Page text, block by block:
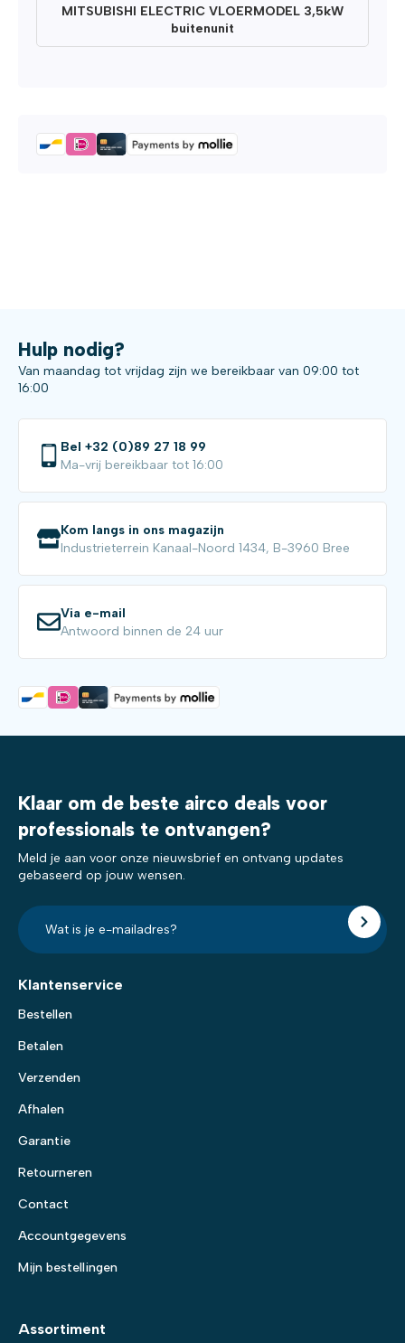
MITSUBISHI ELECTRIC VLOERMODEL 3,5kW
buitenunit
Hulp nodig?
Van maandag tot vrijdag zijn we bereikbaar van 09:00 tot
16:00
Bel +32 (0)89 27 18 99
Ma-vrij bereikbaar tot 16:00
Kom langs in ons magazijn
Industrieterrein Kanaal-Noord 1434, B-3960 Bree
Via e-mail
Antwoord binnen de 24 uur
Klaar om de beste airco deals voor
professionals te ontvangen?
Meld je aan voor onze nieuwsbrief en ontvang updates
gebaseerd op jouw wensen.
E-
mailadres?
*
Klantenservice
Bestellen
Betalen
Verzenden
Afhalen
Garantie
Retourneren
Contact
Accountgegevens
Mijn bestellingen
Assortiment